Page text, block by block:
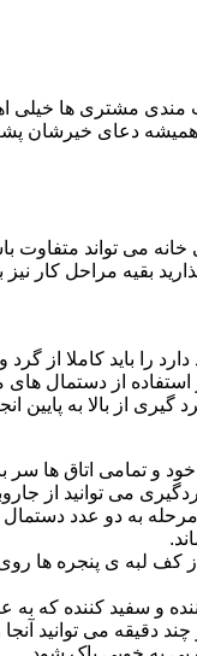
مشتری ها خیلی
دعای خیرشان
می تواند متفاوت
بقیه مراحل کار
دارد را باید کاملا
استفاده از
از بالا به
و تمامی اتاق ها سر
می توانید از
مرحله به دو عدد
لبه ی پنجره ها
و سفید کننده که
دقیقه می توانید